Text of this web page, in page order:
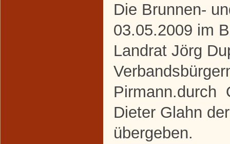
Die Brunnen-
03.05.2009 im
Landrat Jörg
Pirmann.durch
Dieter Glahn
übergeben.